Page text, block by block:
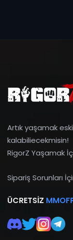
Artık yaşamak
kalabiliecekmisin!
RigorZ Yaşamak
Sipariş Sorunları
ÜCRETSIZ